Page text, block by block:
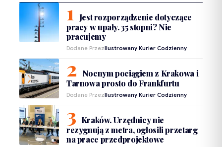
Jest rozporządzenie dotyczące
pracy w upały. 35 stopni? Nie
pracujemy
Dodane PrzezIlustrowany Kurier Codzienny
Nocnym pociągiem z Krakowa i
Tarnowa prosto do Frankfurtu
Dodane PrzezIlustrowany Kurier Codzienny
Kraków. Urzędnicy nie
rezygnują z metra, ogłosili przetarg
na prace przedprojektowe